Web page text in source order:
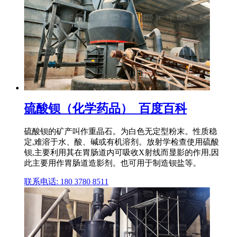
硫酸钡（化学药品）_百度百科
硫酸钡的矿产叫作重晶石。为白色无定型粉末。性质稳
定,难溶于水、酸、碱或有机溶剂。放射学检查使用硫酸
钡,主要利用其在胃肠道内可吸收X射线而显影的作用,因
此主要用作胃肠道造影剂。也可用于制造钡盐等。
联系电话: 180 3780 8511